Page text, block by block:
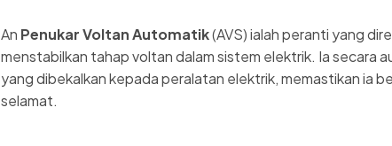
An Penukar Voltan Automatik(AVS) ialah peranti yang
menstabilkan tahap voltan dalam sistem elektrik. Ia secara
yang dibekalkan kepada peralatan elektrik, memastikan ia
selamat.